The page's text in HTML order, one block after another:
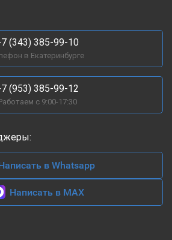
(343) 385-99-10
в Екатеринбурге
(953) 385-99-12
с 9:00-17:30
в Whatsapp
Написать в MAX